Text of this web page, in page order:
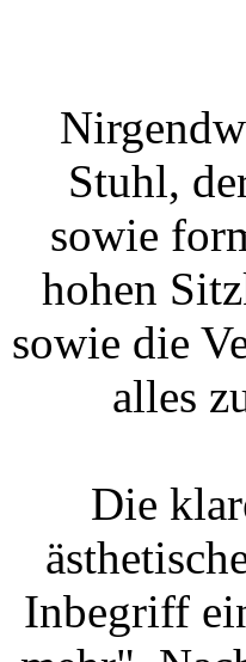
Stuhl,
sowie
hohen
sowie die
alles
Die
Inbegriff